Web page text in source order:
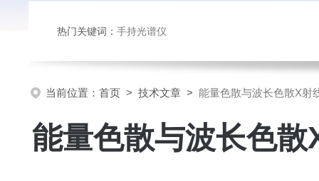
热门关键词： 手持光谱仪
当前位置： 首页 > 技术文章 > 能量色散与波长色散X射
能量色散与波长色